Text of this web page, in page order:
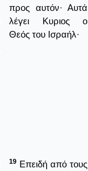
προς αυτόν· Αυτά
λέγει Κυριος ο
Θεός του Ισραήλ·
19 Επειδή από τους